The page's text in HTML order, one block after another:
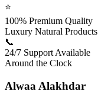
⭐
100% Premium Quality
Luxury Natural Products
📞
24/7 Support Available
Around the Clock
Alwaa Alakhdar